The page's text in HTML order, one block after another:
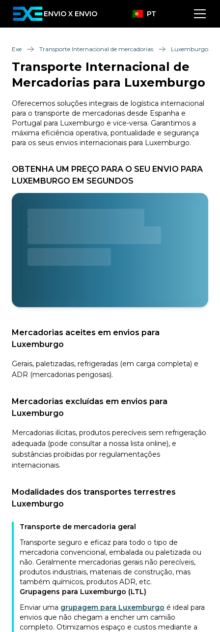
ENVIO X ENVIO PT
Exe Transporte Internacional de mercadorias Luxemburgo
Transporte Internacional de
Mercadorias para Luxemburgo
Oferecemos soluções integrais de logística internacional
para o transporte de mercadorias desde Espanha e
Portugal para Luxemburgo e vice-versa. Garantimos a
máxima eficiência operativa, pontualidade e segurança
para os seus envios internacionais para Luxemburgo.
OBTENHA UM PREÇO PARA O SEU ENVIO PARA
LUXEMBURGO EM SEGUNDOS
Mercadorias aceites em envios para
Luxemburgo
Gerais, paletizadas, refrigeradas (em carga completa) e
ADR (mercadorias perigosas).
Mercadorias excluídas em envios para
Luxemburgo
Mercadorias ilícitas, produtos perecíveis sem refrigeração
adequada (pode consultar a nossa lista online), e
substâncias proibidas por regulamentações
internacionais.
Modalidades dos transportes terrestres
Luxemburgo
Transporte de mercadoria geral
Transporte seguro e eficaz para todo o tipo de
mercadoria convencional, embalada ou paletizada ou
não. Geralmente mercadorias gerais não perecíveis,
produtos industriais, materiais de construção, mas
também químicos, produtos ADR, etc.
Grupagens para Luxemburgo (LTL)
Enviar uma grupagem para Luxemburgo é ideal para
envios que não chegam a encher um camião
completo. Otimizamos espaço e custos mediante a